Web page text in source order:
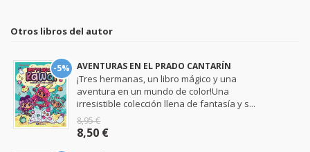
Otros libros del autor
-5% AVENTURAS EN EL PRADO CANTARÍN
¡Tres hermanas, un libro mágico y una
aventura en un mundo de color!Una
irresistible colección llena de fantasía y s...
8,95 €
8,50 €